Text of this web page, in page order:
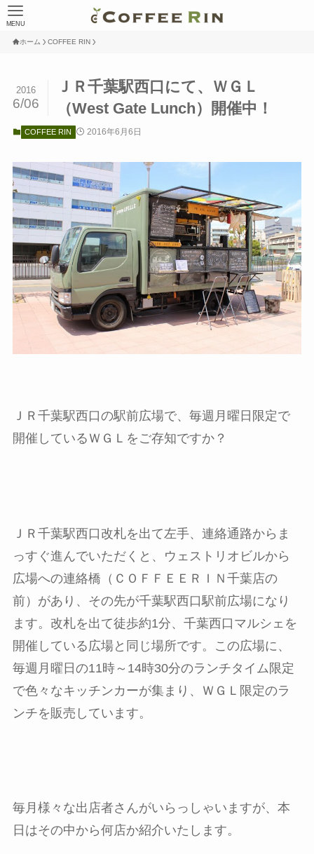
MENU
ホーム COFFEE RIN
ＪＲ千葉駅西口にて、ＷＧＬ
（West Gate Lunch）開催中！
2016
6/06
COFFEE RIN 2016年6月6日
ＪＲ千葉駅西口の駅前広場で、毎週月曜日限定で
開催しているＷＧＬをご存知ですか？
ＪＲ千葉駅西口改札を出て左手、連絡通路からま
っすぐ進んでいただくと、ウェストリオビルから
広場への連絡橋（ＣＯＦＦＥＥＲＩＮ千葉店の
前）があり、その先が千葉駅西口駅前広場になり
ます。改札を出て徒歩約1分、千葉西口マルシェを
開催している広場と同じ場所です。この広場に、
毎週月曜日の11時～14時30分のランチタイム限定
で色々なキッチンカーが集まり、ＷＧＬ限定のラ
ンチを販売しています。
毎月様々な出店者さんがいらっしゃいますが、本
日はその中から何店か紹介いたします。